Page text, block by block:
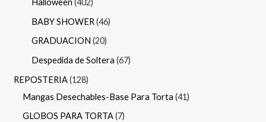
Halloween 402
BABY SHOWER 46
GRADUACION 20
Despedida de Soltera 67
REPOSTERIA 128
Mangas Desechables-Base Para Torta 41
GLOBOS PARA TORTA 7